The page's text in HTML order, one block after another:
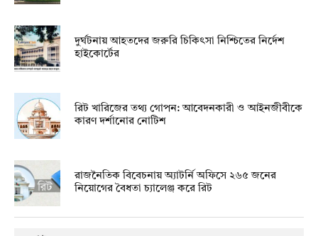
দুর্ঘটনায় আহতদের জরুরি চিকিৎসা নিশ্চিতের নির্দেশ
হাইকোর্টের
রিট খারিজের তথ্য গোপন: আবেদনকারী ও আইনজীবীকে
কারণ দর্শানোর নোটিশ
রাজনৈতিক বিবেচনায় অ‍্যাটর্নি অফিসে ২৬৫ জনের
নিয়োগের বৈধতা চ্যালেঞ্জ করে রিট